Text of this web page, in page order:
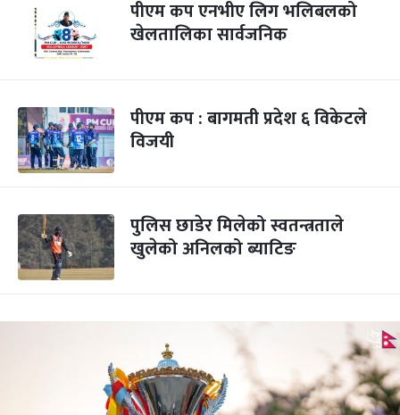
पीएम कप एनभीए लिग भलिबलको
खेलतालिका सार्वजनिक
पीएम कप : बागमती प्रदेश ६ विकेटले
विजयी
पुलिस छाडेर मिलेको स्वतन्त्रताले
खुलेको अनिलको ब्याटिङ